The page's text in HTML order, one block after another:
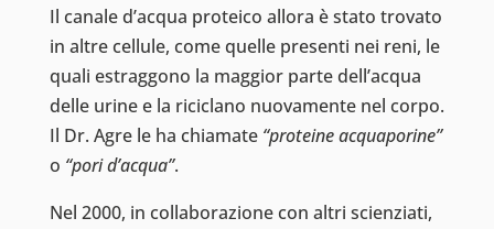
Il canale d’acqua proteico allora è stato trovato
in altre cellule, come quelle presenti nei reni, le
quali estraggono la maggior parte dell’acqua
delle urine e la riciclano nuovamente nel corpo.
Il Dr. Agre le ha chiamate “proteine acquaporine”
o “pori d’acqua”.
Nel 2000, in collaborazione con altri scienziati,